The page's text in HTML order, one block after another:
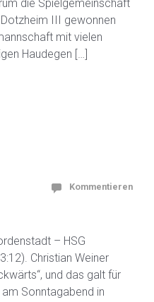
die Spielgemeinschaft
III gewonnen
mit vielen
Haudegen […]
Kommentieren
– HSG
Christian Weiner
und das galt für
Sonntagabend in